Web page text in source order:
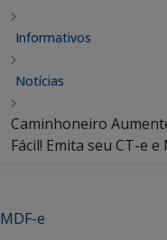
Informativos
Notícias
Caminhoneiro
Fácil! Emita seu CT-e
MDF-e